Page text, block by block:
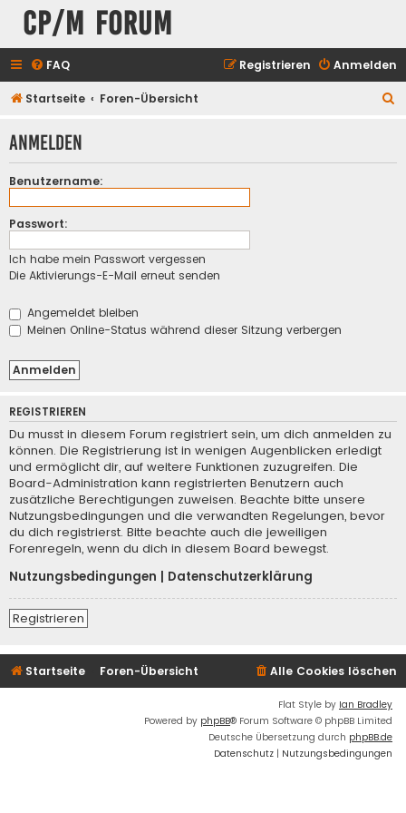
CP/M Forum
FAQ Anmelden
Registrieren
Startseite Foren-Übersicht
h
Anmelden
Benutzername:
Passwort:
Ich habe mein Passwort vergessen
Die Aktivierungs-E-Mail erneut senden
Angemeldet bleiben
Meinen Online-Status während dieser Sitzung verbergen
REGISTRIEREN
Du musst in diesem Forum registriert sein, um dich anmelden zu
können. Die Registrierung ist in wenigen Augenblicken erledigt
und ermöglicht dir, auf weitere Funktionen zuzugreifen. Die
Board-Administration kann registrierten Benutzern auch
zusätzliche Berechtigungen zuweisen. Beachte bitte unsere
Nutzungsbedingungen und die verwandten Regelungen, bevor
du dich registrierst. Bitte beachte auch die jeweiligen
Forenregeln, wenn du dich in diesem Board bewegst.
Nutzungsbedingungen
Datenschutzerklärung
Registrieren
Startseite Foren-Übersicht Alle Cookies löschen
Flat Style by Ian Bradley
Powered by phpBB® Forum Software © phpBB Limited
Deutsche Übersetzung durch phpBB.de
Datenschutz | Nutzungsbedingungen